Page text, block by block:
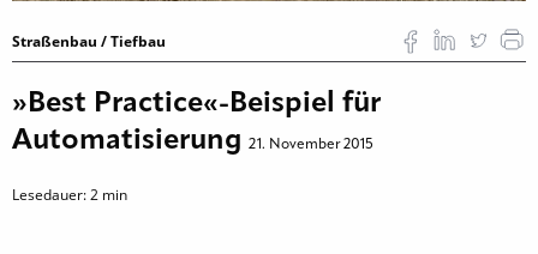
Straßenbau / Tiefbau
»Best Practice«-Beispiel für
Automatisierung 21. November 2015
Lesedauer:2 min